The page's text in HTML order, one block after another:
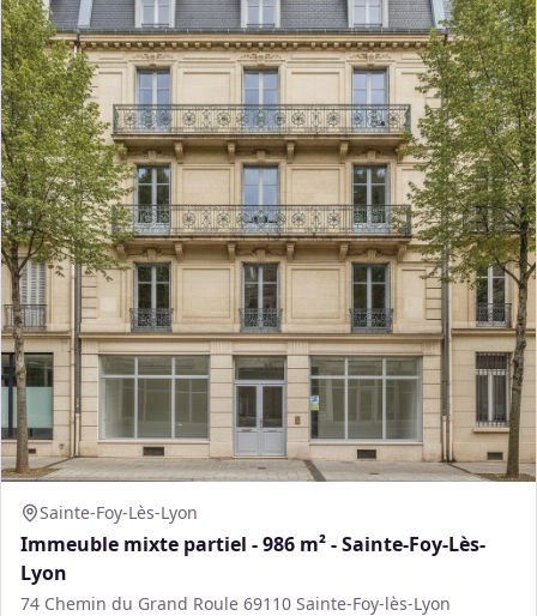
Sainte-Foy-Lès-Lyon
Immeuble mixte partiel - 986 m² - Sainte-Foy-Lès-
Lyon
74 Chemin du Grand Roule 69110 Sainte-Foy-lès-Lyon